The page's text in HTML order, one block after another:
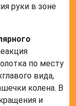
руки в зоне
по месту
вида,
колена. В
и